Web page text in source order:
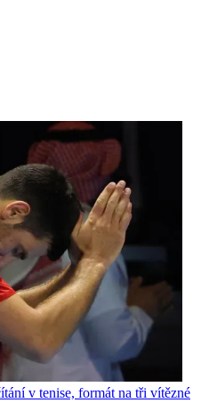
v tenise, formát na tři vítězné